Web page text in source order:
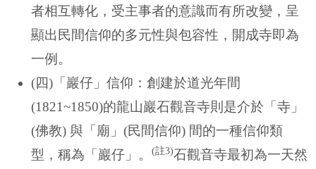
者相互轉化，受主事者的意識而有所改變，呈
顯出民間信仰的多元性與包容性，開成寺即為
一例。
(四)「巖仔」信仰：創建於道光年間
(1821~1850)的龍山巖石觀音寺則是介於「寺」
(佛教) 與「廟」(民間信仰) 間的一種信仰類
型，稱為「巖仔」。
(註3)石觀音寺最初為一天然